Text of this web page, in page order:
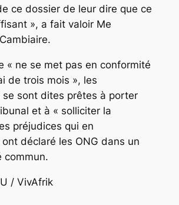
ce dossier de leur dire que ce
», a fait valoir Me
« ne se met pas en conformité
de trois mois », les
se sont dites prêtes à porter
et à « solliciter la
préjudices qui en
déclaré les ONG dans un
commun.
/ VivAfrik